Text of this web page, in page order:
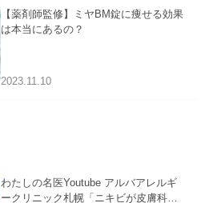
【薬剤師監修】ミヤBM錠に痩せる効果
は本当にあるの？
2023.11.10
わたしの名医Youtube アルバアレルギ
ークリニック札幌「ニキビが皮膚科で